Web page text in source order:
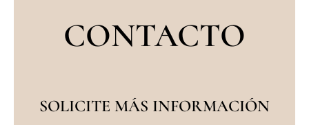
CONTACTO
SOLICITE MÁS INFORMACIÓN